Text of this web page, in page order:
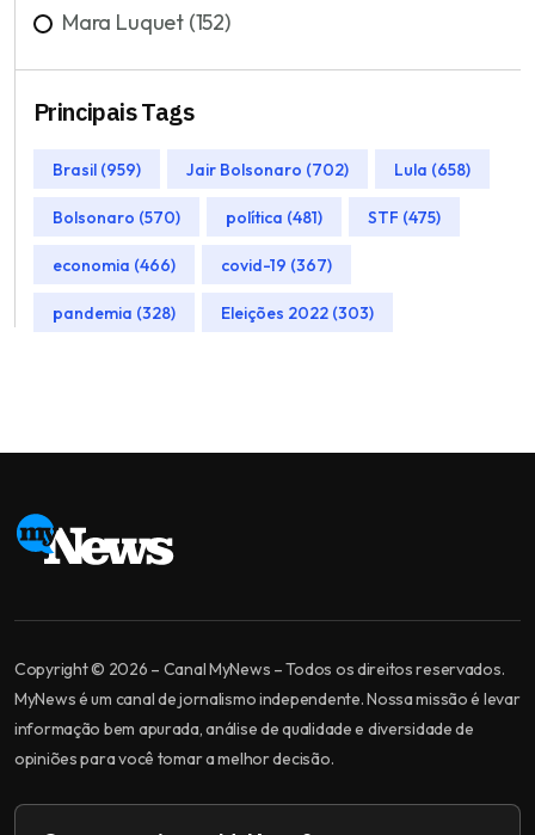
Mara Luquet (152)
Principais Tags
Brasil (959) Jair Bolsonaro (702) Lula (658)
Bolsonaro (570) política (481) STF (475)
economia (466) covid-19 (367)
pandemia (328) Eleições 2022 (303)
Copyright © 2026 – Canal MyNews – Todos os direitos reservados.
MyNews é um canal de jornalismo independente. Nossa missão é levar
informação bem apurada, análise de qualidade e diversidade de
opiniões para você tomar a melhor decisão.